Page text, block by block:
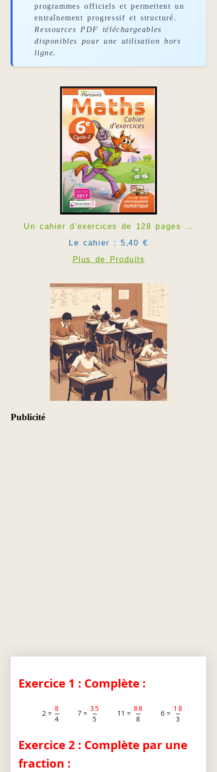
programmes officiels et permettent un
entraînement progressif et structuré.
Ressources PDF téléchargeables
disponibles pour une utilisation hors
ligne.
Un cahier d'exercices de 128 pages ...
Le cahier : 5,40 €
Plus de Produits
Publicité
Exercice 1 : Complète :
2 =
8
4
7 =
35
5
11 =
88
8
6 =
18
3
Exercice 2 : Complète par une
fraction :